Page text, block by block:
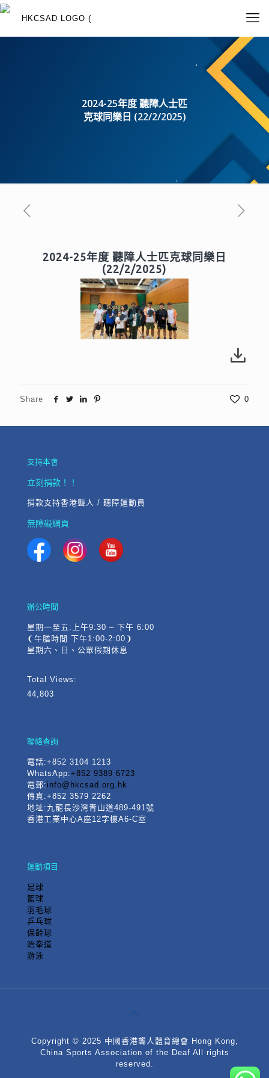
2024-25年度 聽障人士匹
克球同樂日 (22/2/2025)
2024-25年度 聽障人士匹克球同樂日
(22/2/2025)
Share 0
支持本會
立刻捐款！！
捐款支持香港聾人 / 聽障運動員
無障礙網頁
辦公時間
星期一至五:上午9:30 – 下午 6:00
❨午膳時間 下午1:00-2:00❩
星期六、日、公眾假期休息
Total Views:
44,803
聯絡查詢
電話:+852 3104 1213
WhatsApp:+852 9389 6723
電郵: info@hkcsad.org.hk
傳真:+852 3579 2262
地址:九龍長沙灣青山道489-491號
香港工業中心A座12字樓A6-C室
運動項目
足球
籃球
羽毛球
乒乓球
保齡球
跆拳道
游泳
Copyright © 2025 中國香港聾人體育總會 Hong Kong,
China Sports Association of the Deaf All rights
reserved.